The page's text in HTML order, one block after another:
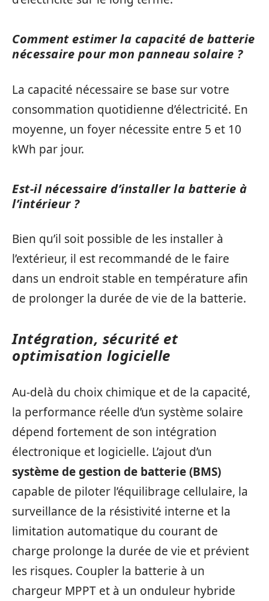
Comment estimer la capacité de batterie
nécessaire pour mon panneau solaire ?
La capacité nécessaire se base sur votre
consommation quotidienne d’électricité. En
moyenne, un foyer nécessite entre 5 et 10
kWh par jour.
Est-il nécessaire d’installer la batterie à
l’intérieur ?
Bien qu’il soit possible de les installer à
l’extérieur, il est recommandé de le faire
dans un endroit stable en température afin
de prolonger la durée de vie de la batterie.
Intégration, sécurité et
optimisation logicielle
Au-delà du choix chimique et de la capacité,
la performance réelle d’un système solaire
dépend fortement de son intégration
électronique et logicielle. L’ajout d’un
système de gestion de batterie (BMS)
capable de piloter l’équilibrage cellulaire, la
surveillance de la résistivité interne et la
limitation automatique du courant de
charge prolonge la durée de vie et prévient
les risques. Coupler la batterie à un
chargeur MPPT et à un onduleur hybride